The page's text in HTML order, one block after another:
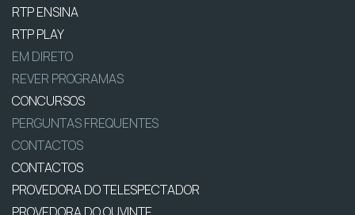
RTP ENSINA
RTP PLAY
EM DIRETO
REVER PROGRAMAS
CONCURSOS
PERGUNTAS FREQUENTES
CONTACTOS
CONTACTOS
PROVEDORA DO TELESPECTADOR